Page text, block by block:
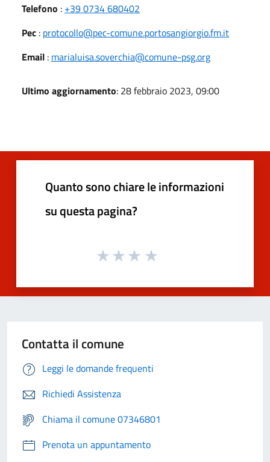
Telefono : +39 0734 680402
Pec : protocollo@pec-comune.portosangiorgio.fm.it
Email : marialuisa.soverchia@comune-psg.org
Ultimo aggiornamento: 28 febbraio 2023, 09:00
Quanto sono chiare le informazioni
su questa pagina?
Contatta il comune
Leggi le domande frequenti
Richiedi Assistenza
Chiama il comune 07346801
Prenota un appuntamento